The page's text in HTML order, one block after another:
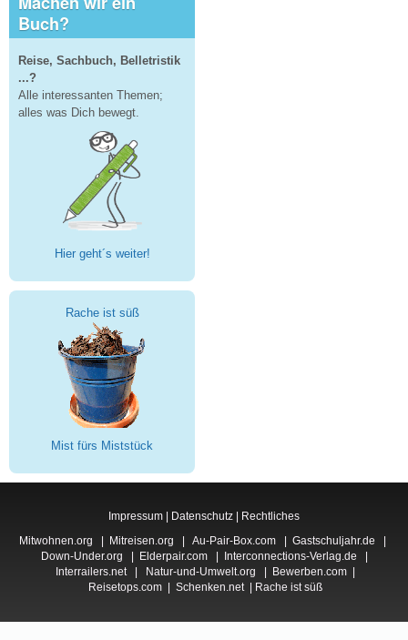
Buch?
Reise, Sachbuch, Belletristik
...?
Alle interessanten Themen;
alles was Dich bewegt.
Hier geht´s weiter!
Rache ist süß
Mist fürs Miststück
Impressum Datenschutz
Rechtliches
Mitwohnen.org | Mitreisen.org | Au-Pair-Box.com | Gastschuljahr.de |
Down-Under.org | Elderpair.com| Interconnections-Verlag.de |
Interrailers.net | Natur-und-Umwelt.org | Bewerben.com |
Reisetops.com | Schenken.net | Rache ist süß